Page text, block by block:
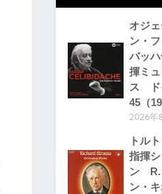
オジ
ン・
バッ
揮ミ
ス ド
45（
2026年
トル
指揮
ン R.
ン・